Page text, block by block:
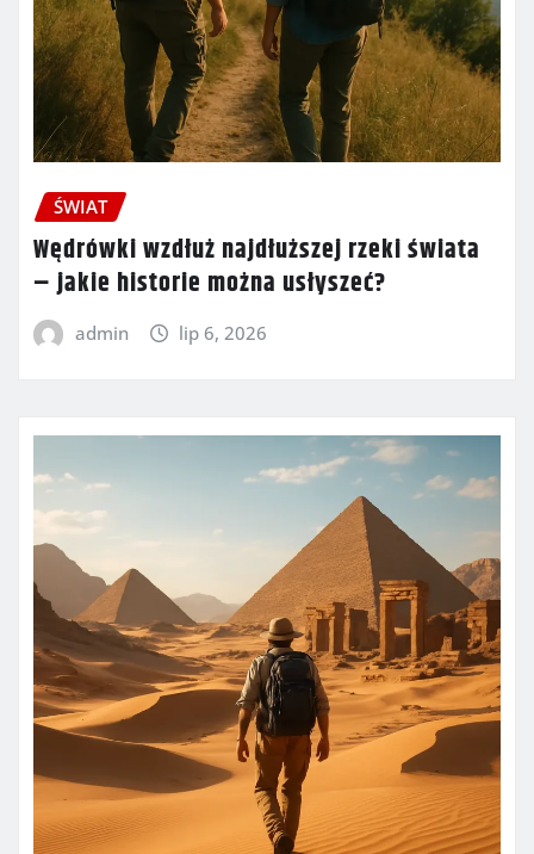
ŚWIAT
Wędrówki wzdłuż najdłuższej rzeki świata
– jakie historie można usłyszeć?
admin lip 6, 2026